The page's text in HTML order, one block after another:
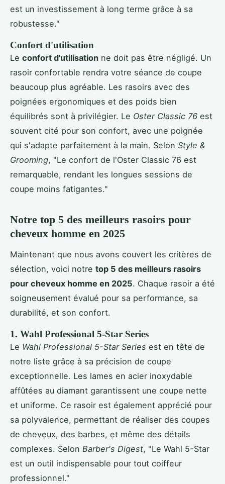
est un investissement à long terme grâce à sa
robustesse."
Confort d'utilisation
Le confort d'utilisation ne doit pas être négligé. Un
rasoir confortable rendra votre séance de coupe
beaucoup plus agréable. Les rasoirs avec des
poignées ergonomiques et des poids bien
équilibrés sont à privilégier. Le Oster Classic 76 est
souvent cité pour son confort, avec une poignée
qui s'adapte parfaitement à la main. Selon Style &
Grooming, "Le confort de l'Oster Classic 76 est
remarquable, rendant les longues sessions de
coupe moins fatigantes."
Notre top 5 des meilleurs rasoirs pour
cheveux homme en 2025
Maintenant que nous avons couvert les critères de
sélection, voici notre top 5 des meilleurs rasoirs
pour cheveux homme en 2025. Chaque rasoir a été
soigneusement évalué pour sa performance, sa
durabilité, et son confort.
1. Wahl Professional 5-Star Series
Le Wahl Professional 5-Star Series est en tête de
notre liste grâce à sa précision de coupe
exceptionnelle. Les lames en acier inoxydable
affûtées au diamant garantissent une coupe nette
et uniforme. Ce rasoir est également apprécié pour
sa polyvalence, permettant de réaliser des coupes
de cheveux, des barbes, et même des détails
complexes. Selon Barber's Digest, "Le Wahl 5-Star
est un outil indispensable pour tout coiffeur
professionnel."